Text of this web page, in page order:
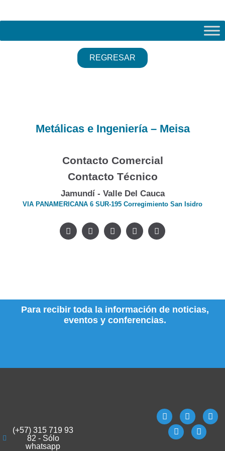
REGRESAR
Metálicas e Ingeniería – Meisa
Contacto Comercial
Contacto Técnico
Jamundí - Valle Del Cauca
VIA PANAMERICANA 6 SUR-195 Corregimiento San Isidro
Para recibir toda la información de noticias,
eventos y conferencias.
(+57) 315 719 93
82 - Sólo
whatsapp